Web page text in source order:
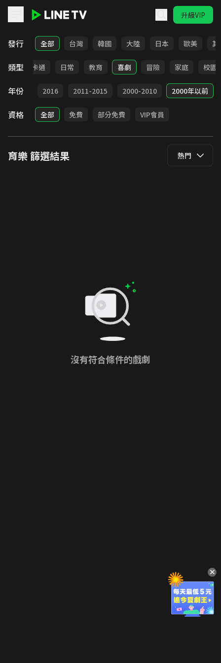
升級VIP
LINE TV - 育樂
發行 全部 台灣 韓國 大陸 日本 歐美 其
類型
全部 卡通 日常 教育 喜劇 冒險 家庭 校園
年份
2017 2016 2011-2015 2000-2010 2000年以前
資格 全部 免費 部分免費 VIP會員
育樂篩選結果 熱門
沒有符合條件的戲劇